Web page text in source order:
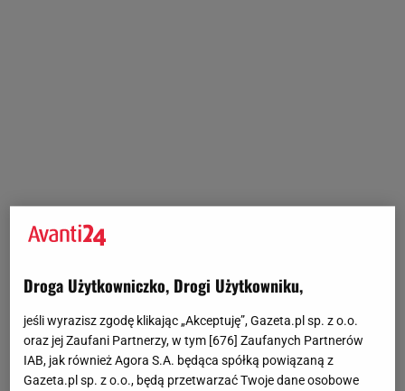
Droga Użytkowniczko, Drogi Użytkowniku,
jeśli wyrazisz zgodę klikając „Akceptuję”, Gazeta.pl sp. z o.o.
oraz jej Zaufani Partnerzy, w tym [676] Zaufanych Partnerów
IAB, jak również Agora S.A. będąca spółką powiązaną z
Gazeta.pl sp. z o.o., będą przetwarzać Twoje dane osobowe